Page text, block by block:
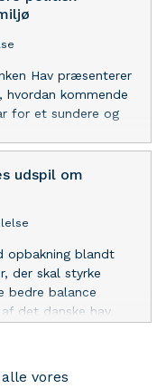
Hav præsenterer
kommende
for et sundere og
udspil om
opbakning blandt
der skal styrke
bedre balance
det danske hav.
vores